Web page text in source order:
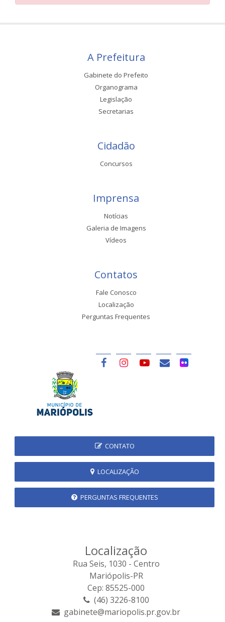
A Prefeitura
Gabinete do Prefeito
Organograma
Legislação
Secretarias
Cidadão
Concursos
Imprensa
Notícias
Galeria de Imagens
Vídeos
Contatos
Fale Conosco
Localização
Perguntas Frequentes
CONTATO
LOCALIZAÇÃO
PERGUNTAS FREQUENTES
Localização
Rua Seis, 1030 - Centro
Mariópolis-PR
Cep: 85525-000
(46) 3226-8100
gabinete@mariopolis.pr.gov.br